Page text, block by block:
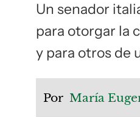
Un senador
para otorgar la
y para otros de
Por María